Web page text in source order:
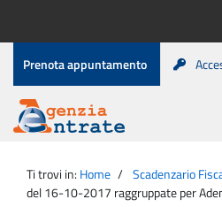
contenuto
Menu
di
servizio
Prenota appuntamento
Agenzia
Entrate
principale
Ti trovi in: Home Scadenzario
del 16-10-2017 raggruppate per